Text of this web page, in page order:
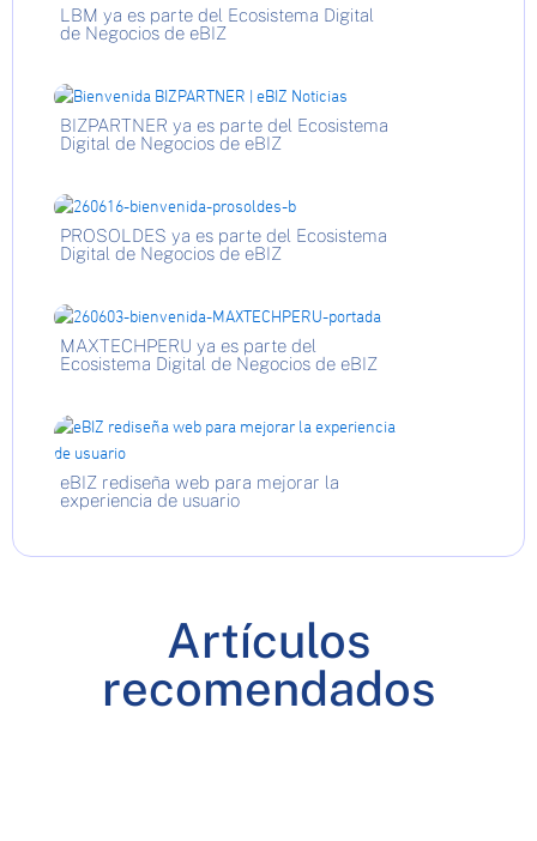
LBM ya es parte del Ecosistema Digital
de Negocios de eBIZ
BIZPARTNER ya es parte del Ecosistema
Digital de Negocios de eBIZ
PROSOLDES ya es parte del Ecosistema
Digital de Negocios de eBIZ
MAXTECHPERU ya es parte del
Ecosistema Digital de Negocios de eBIZ
eBIZ rediseña web para mejorar la
experiencia de usuario
Artículos
recomendados